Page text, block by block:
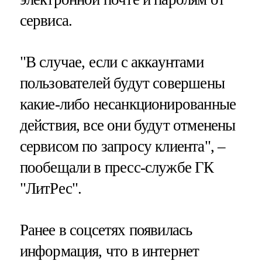
сервиса.
"В случае, если с аккаунтами
пользователей будут совершены
какие-либо несанкционированные
действия, все они будут отменены
сервисом по запросу клиента", –
пообещали в пресс-службе ГК
"ЛитРес".
Ранее в соцсетях появилась
информация, что в интернет